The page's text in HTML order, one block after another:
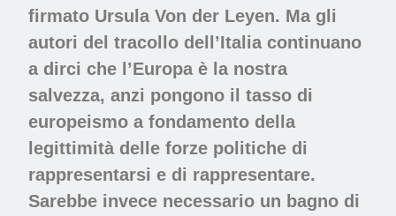
firmato Ursula Von der Leyen. Ma gli
autori del tracollo dell’Italia continuano
a dirci che l’Europa è la nostra
salvezza, anzi pongono il tasso di
europeismo a fondamento della
legittimità delle forze politiche di
rappresentarsi e di rappresentare.
Sarebbe invece necessario un bagno di